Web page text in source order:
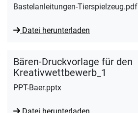
Bastelanleitungen-Tierspielzeug.pdf
Datei herunterladen
Bären-Druckvorlage für den
Kreativwettbewerb_1
PPT-Baer.pptx